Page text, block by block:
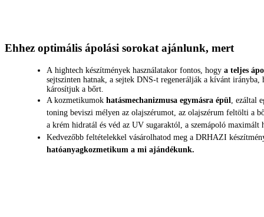
Ehhez optimális ápolási sorokat ajánlunk, mert
A hightech készítmények használatakor fontos, hogy a teljes
sejtszinten hatnak, a sejtek DNS-t regenerálják a kívánt
károsítjuk a bőrt.
A kozmetikumok hatásmechanizmusa egymásra épül
, ezáltal
toning beviszi mélyen az olajszérumot, az olajszérum feltölti a
a krém hidratál és véd az UV sugaraktól, a szemápoló
Kedvezőbb feltételekkel vásárolhatod meg a DRHAZI
hatóanyagkozmetikum a mi ajándékunk.